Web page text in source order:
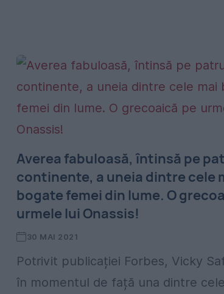
Averea fabuloasă, întinsă pe
continente, a uneia dintre cele
bogate femei din lume. O
urmele lui Onassis!
30 MAI 2021
Potrivit publicației Forbes, Vicky
în momentul de față una dintre